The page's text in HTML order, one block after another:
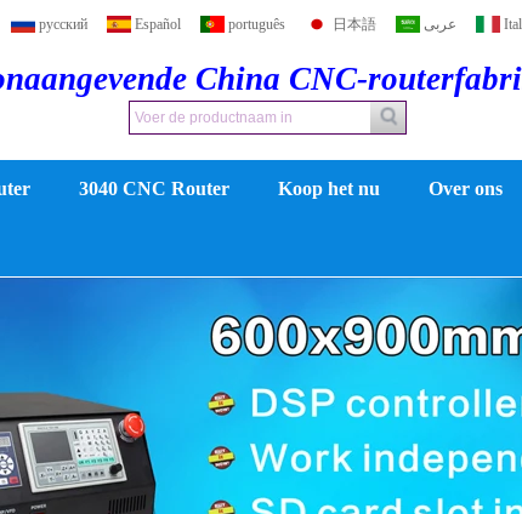
русский Español português 日本語 عربى
China CNC-
3040 CNC Router Koop het nu Over ons